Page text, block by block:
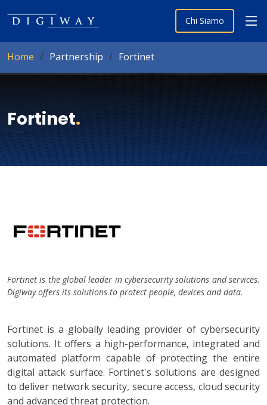
Chi Siamo
Home Partnership Fortinet
Fortinet.
Fortinet is the global leader in cybersecurity solutions and services.
Digiway offers its solutions to protect people, devices and data.
Fortinet is a globally leading provider of cybersecurity
solutions. It offers a high-performance, integrated and
automated platform capable of protecting the entire
digital attack surface. Fortinet's solutions are designed
to deliver network security, secure access, cloud security
and advanced threat protection.